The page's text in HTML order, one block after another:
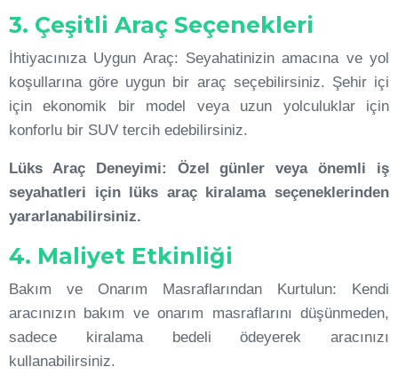
3. Çeşitli Araç Seçenekleri
İhtiyacınıza Uygun Araç: Seyahatinizin amacına ve yol
koşullarına göre uygun bir araç seçebilirsiniz. Şehir içi
için ekonomik bir model veya uzun yolculuklar için
konforlu bir SUV tercih edebilirsiniz.
Lüks Araç Deneyimi: Özel günler veya önemli iş
seyahatleri için lüks araç kiralama seçeneklerinden
yararlanabilirsiniz.
4. Maliyet Etkinliği
Bakım ve Onarım Masraflarından Kurtulun: Kendi
aracınızın bakım ve onarım masraflarını düşünmeden,
sadece kiralama bedeli ödeyerek aracınızı
kullanabilirsiniz.